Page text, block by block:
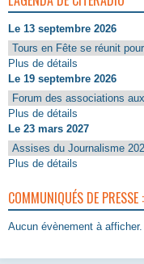
Le 13 septembre 2026
Tours en Fête se réunit
Plus de détails
Le 19 septembre 2026
Forum des associations
Plus de détails
Le 23 mars 2027
Assises du Journalisme
Plus de détails
COMMUNIQUÉS DE PRESSE :
Aucun évènement à afficher.